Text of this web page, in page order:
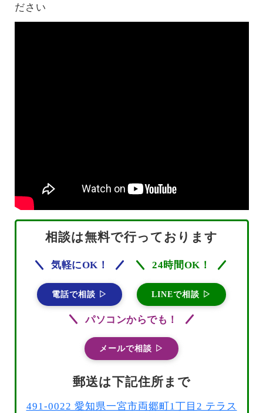
ださい
相談は無料で行っております
気軽にOK！
電話で相談 ▷
24時間OK！
LINEで相談 ▷
パソコンからでも！
メールで相談 ▷
郵送は下記住所まで
491-0022 愛知県一宮市両郷町1丁目2 テラス